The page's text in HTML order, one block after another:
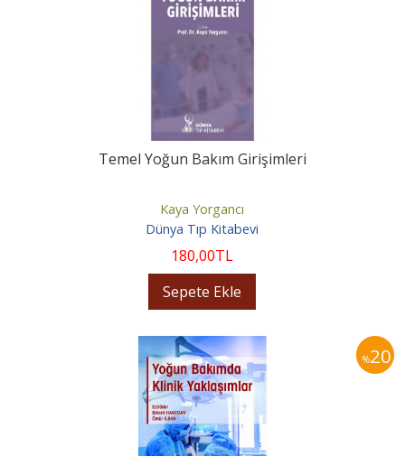
Temel Yoğun Bakım Girişimleri
Kaya Yorgancı
Dünya Tıp Kitabevi
180,00TL
Sepete Ekle
%20